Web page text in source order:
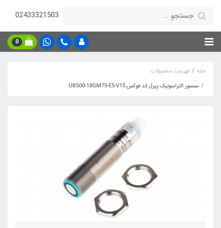
02433321503
0
خانه
فهرست محصولات
سنسور التراسونیک پپرل اند فوکس UB500-18GM75-E5-V15